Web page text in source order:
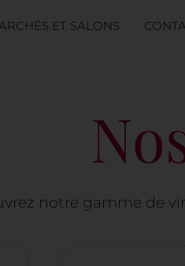
ET SALONS
notre gamme de